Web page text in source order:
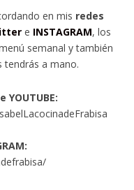
en mis redes
e INSTAGRAM, los
semanal y también
tendrás a mano.
YOUTUBE: